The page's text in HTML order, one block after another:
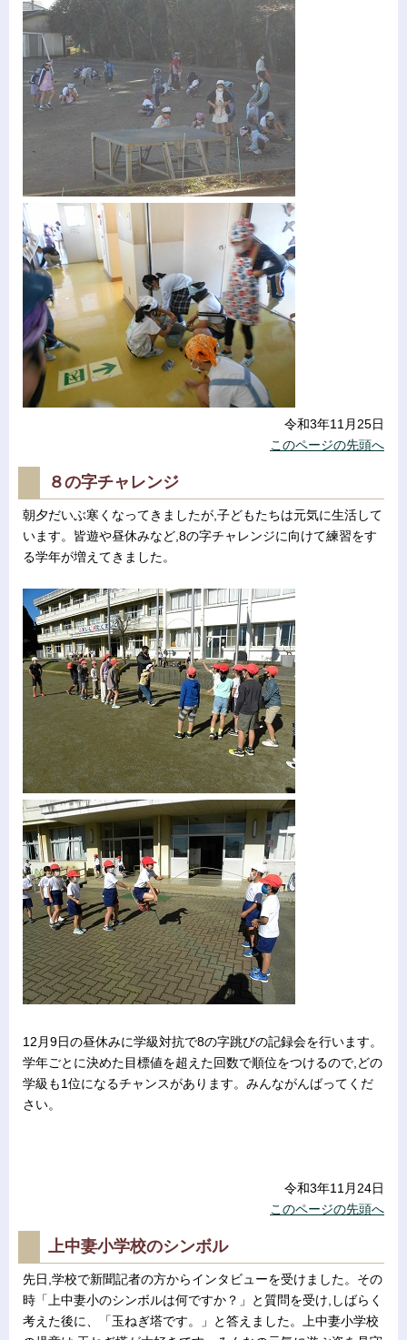
令和3年11月25日
このページの先頭へ
８の字チャレンジ
朝夕だいぶ寒くなってきましたが,子どもたちは元気に生活して
います。皆遊や昼休みなど,8の字チャレンジに向けて練習をす
る学年が増えてきました。
12月9日の昼休みに学級対抗で8の字跳びの記録会を行います。
学年ごとに決めた目標値を超えた回数で順位をつけるので,どの
学級も1位になるチャンスがあります。みんながんばってくだ
さい。
令和3年11月24日
このページの先頭へ
上中妻小学校のシンボル
先日,学校で新聞記者の方からインタビューを受けました。その
時「上中妻小のシンボルは何ですか？」と質問を受け,しばらく
考えた後に、「玉ねぎ塔です。」と答えました。上中妻小学校